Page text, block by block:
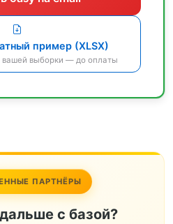
пример (XLSX)
вашей выборки — до оплаты
ПАРТНЁРЫ
с базой?